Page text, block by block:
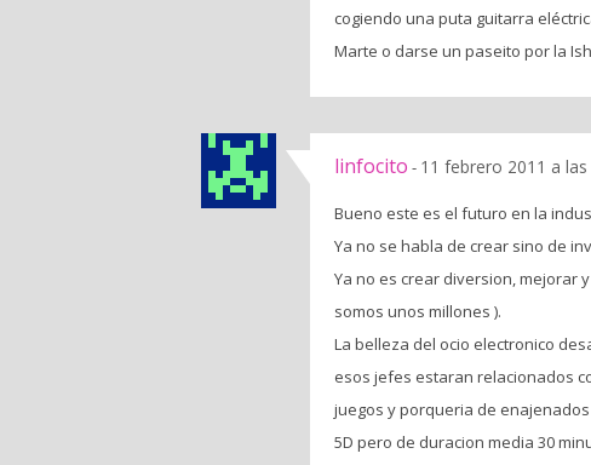
cogiendo una puta guitarra
Marte o darse un paseito por la
linfocito - 11 febrero 2011 a
Bueno este es el futuro en la
Ya no se habla de crear sino de
Ya no es crear diversion, mejorar
somos unos millones ).
La belleza del ocio electronico
esos jefes estaran relacionados
juegos y porqueria de
5D pero de duracion media 30